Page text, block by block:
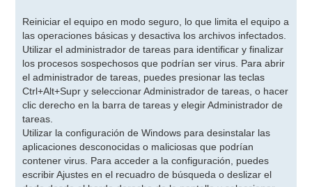
Reiniciar el equipo en modo seguro, lo que limita el equipo a
las operaciones básicas y desactiva los archivos infectados.
Utilizar el administrador de tareas para identificar y finalizar
los procesos sospechosos que podrían ser virus. Para abrir
el administrador de tareas, puedes presionar las teclas
Ctrl+Alt+Supr y seleccionar Administrador de tareas, o hacer
clic derecho en la barra de tareas y elegir Administrador de
tareas.
Utilizar la configuración de Windows para desinstalar las
aplicaciones desconocidas o maliciosas que podrían
contener virus. Para acceder a la configuración, puedes
escribir Ajustes en el recuadro de búsqueda o deslizar el